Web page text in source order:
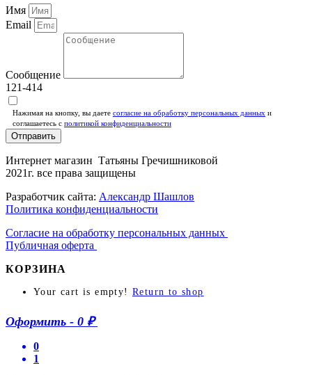
Имя
Email
Сообщение
121-414
Нажимая на кнопку, вы даете согласие на обработку персональных данных и
соглашаетесь c политикой конфиденциальности
Отправить
Интернет магазин Татьяны Гречишниковой
2021г. все права защищены
Разработчик сайта: Александр Шашлов
Политика конфиденциальности
Согласие на обработку персональных данных
Публичная оферта
КОРЗИНА
Your cart is empty! Return to shop
Оформить - 0 ₽
0
1